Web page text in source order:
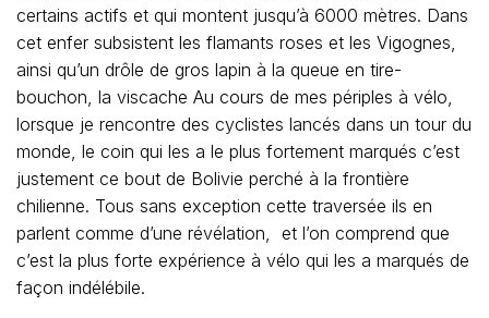
certains actifs et qui montent jusqu’à 6000 mètres. Dans
cet enfer subsistent les flamants roses et les Vigognes,
ainsi qu’un drôle de gros lapin à la queue en tire-
bouchon, la viscache Au cours de mes périples à vélo,
lorsque je rencontre des cyclistes lancés dans un tour du
monde, le coin qui les a le plus fortement marqués c’est
justement ce bout de Bolivie perché à la frontière
chilienne. Tous sans exception cette traversée ils en
parlent comme d’une révélation, et l’on comprend que
c’est la plus forte expérience à vélo qui les a marqués de
façon indélébile.